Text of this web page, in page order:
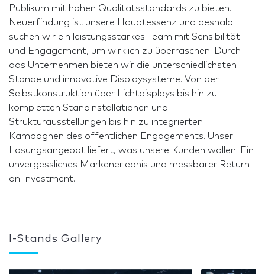
Publikum mit hohen Qualitätsstandards zu bieten.
Neuerfindung ist unsere Hauptessenz und deshalb
suchen wir ein leistungsstarkes Team mit Sensibilität
und Engagement, um wirklich zu überraschen. Durch
das Unternehmen bieten wir die unterschiedlichsten
Stände und innovative Displaysysteme. Von der
Selbstkonstruktion über Lichtdisplays bis hin zu
kompletten Standinstallationen und
Strukturausstellungen bis hin zu integrierten
Kampagnen des öffentlichen Engagements. Unser
Lösungsangebot liefert, was unsere Kunden wollen: Ein
unvergessliches Markenerlebnis und messbarer Return
on Investment.
I-Stands Gallery